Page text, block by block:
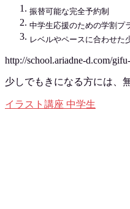
振替可能な完全予約制
中学生応援のための学割プ
レベルやペースに合わせた
http://school.ariadne-d.com/
少しでもきになる方には、
イラスト講座 中学生